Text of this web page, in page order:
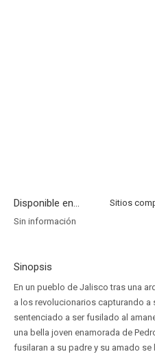
Disponible en...
Sin información
Sinopsis
En un pueblo de Jalisco tras una
a los revolucionarios capturando a
sentenciado a ser fusilado al
una bella joven enamorada de
fusilaran a su padre y su amado